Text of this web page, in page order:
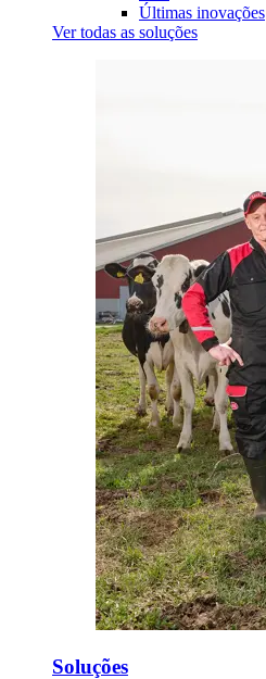
Últimas inovações
Ver todas as soluções
Soluções